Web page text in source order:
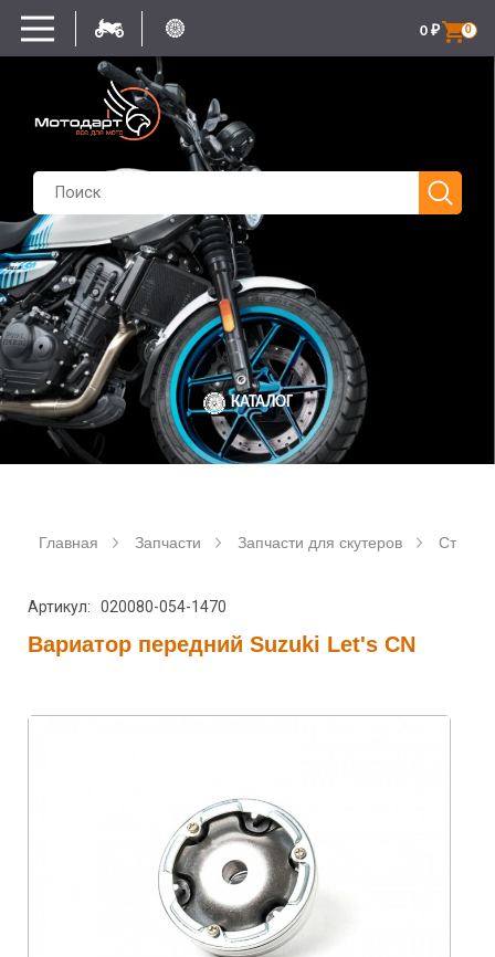
0
0 ₽
КАТАЛОГ
Главная Запчасти Запчасти для скутеров
Артикул: 020080-054-1470
Вариатор передний Suzuki Let's CN